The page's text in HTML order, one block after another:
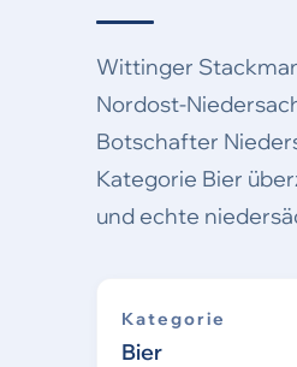
Wittinger
Nordost-
Botschafter
Kategorie Bier
und echte
Kategorie
Bier